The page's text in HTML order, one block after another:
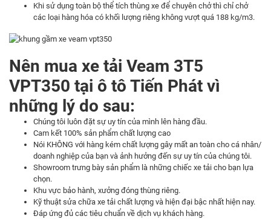
Khi sử dụng toàn bộ thể tích thùng xe để chuyên chở thì chỉ chở
các loại hàng hóa có khối lượng riêng không vượt quá 188 kg/m3.
Nên mua xe tải Veam 3T5
VPT350 tại ô tô Tiến Phát vì
những lý do sau:
Chúng tôi luôn đặt sự uy tín của mình lên hàng đầu.
Cam kết 100% sản phẩm chất lượng cao
Nói KHÔNG với hàng kém chất lượng gây mất an toàn cho cá nhân/
doanh nghiệp của bạn và ảnh hưởng đến sự uy tín của chúng tôi.
Showroom trưng bày sản phẩm là những chiếc xe tải cho bạn lựa
chọn.
Khu vực bảo hành, xưởng đóng thùng riêng.
Kỹ thuật sửa chữa xe tải chất lượng và hiện đại bậc nhất hiện nay.
Đáp ứng đủ các tiêu chuẩn về dịch vụ khách hàng.